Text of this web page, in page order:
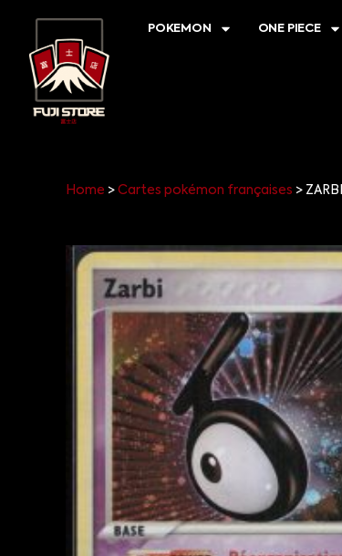
POKEMON ONE PIECE
Home > Cartes pokémon françaises >